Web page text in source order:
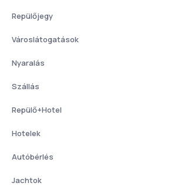
Repülőjegy
Városlátogatások
Nyaralás
Szállás
Repülő+Hotel
Hotelek
Autóbérlés
Jachtok